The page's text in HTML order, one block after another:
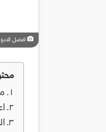
افضل